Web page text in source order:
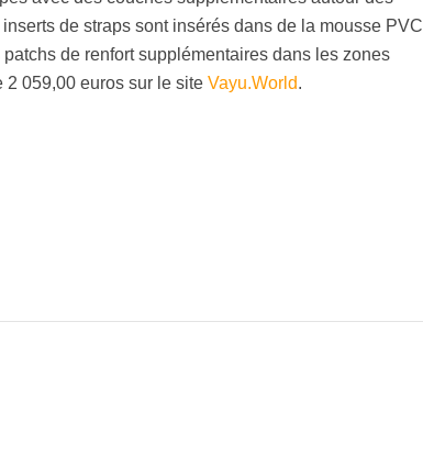
de straps sont insérés dans de la mousse PVC
de renfort supplémentaires dans les zones
2 059,00 euros sur le site Vayu.World.